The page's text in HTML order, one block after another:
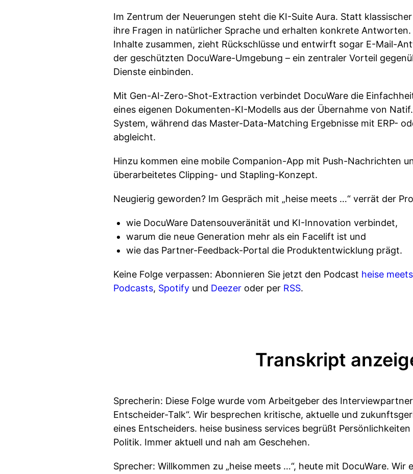
Im Zentrum der Neuerungen steht die KI-Suite Aura. Statt
ihre Fragen in natürlicher Sprache und erhalten konkrete
Inhalte zusammen, zieht Rückschlüsse und entwirft sogar E-Mail-
der geschützten DocuWare-Umgebung – ein zentraler Vorteil
Dienste einbinden.
Mit Gen-AI-Zero-Shot-Extraction verbindet DocuWare die
eines eigenen Dokumenten-KI-Modells aus der Übernahme von
System, während das Master-Data-Matching Ergebnisse mit ERP-
abgleicht.
Hinzu kommen eine mobile Companion-App mit Push-Nachrichten
überarbeitetes Clipping- und Stapling-Konzept.
Neugierig geworden? Im Gespräch mit „heise meets …“ verrät der
wie DocuWare Datensouveränität und KI-Innovation verbindet,
warum die neue Generation mehr als ein Facelift ist und
wie das Partner-Feedback-Portal die Produktentwicklung prägt.
Keine Folge verpassen: Abonnieren Sie jetzt den Podcast heise
Podcasts, Spotify und Deezer oder per RSS.
Transkript
Sprecherin: Diese Folge wurde vom Arbeitgeber des
Entscheider-Talk“. Wir besprechen kritische, aktuelle und
eines Entscheiders. heise business services begrüßt
Politik. Immer aktuell und nah am Geschehen.
Sprecher: Willkommen zu „heise meets …“, heute mit DocuWare. Wir